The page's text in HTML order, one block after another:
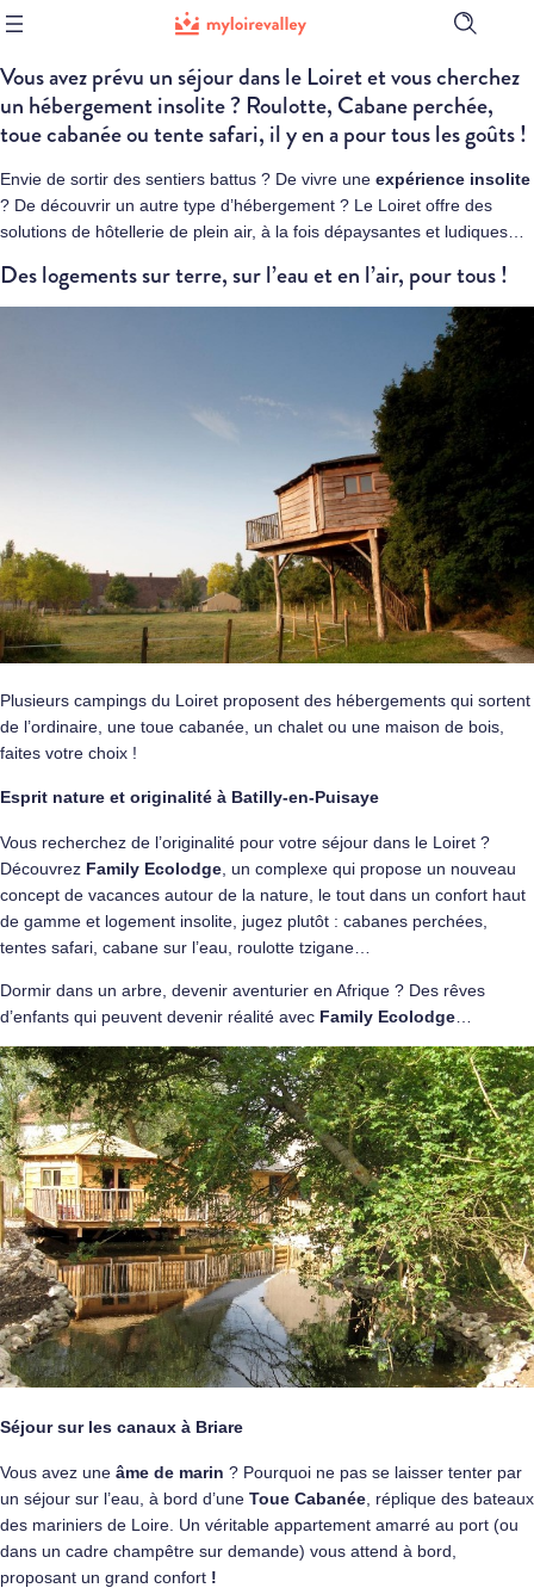
Ouvrir
barre
de
Vous avez prévu un séjour dans le Loiret et vous cherchez
un hébergement insolite ? Roulotte, Cabane perchée,
toue cabanée ou tente safari, il y en a pour tous les goûts !
Envie de sortir des sentiers battus ? De vivre une expérience insolite
? De découvrir un autre type d’hébergement ? Le Loiret offre des
solutions de hôtellerie de plein air, à la fois dépaysantes et ludiques…
Des logements sur terre, sur l’eau et en l’air, pour tous !
Plusieurs campings du Loiret proposent des hébergements qui sortent
de l’ordinaire, une toue cabanée, un chalet ou une maison de bois,
faites votre choix !
Esprit nature et originalité à Batilly-en-Puisaye
Vous recherchez de l’originalité pour votre séjour dans le Loiret ?
Découvrez Family Ecolodge , un complexe qui propose un nouveau
concept de vacances autour de la nature, le tout dans un confort haut
de gamme et logement insolite, jugez plutôt : cabanes perchées,
tentes safari, cabane sur l’eau, roulotte tzigane…
Dormir dans un arbre, devenir aventurier en Afrique ? Des rêves
d’enfants qui peuvent devenir réalité avec Family Ecolodge
Séjour sur les canaux à Briare
Vous avez une âme de marin ? Pourquoi ne pas se laisser tenter par
un séjour sur l’eau, à bord d’une Toue Cabanée , réplique des bateaux
des mariniers de Loire. Un véritable appartement amarré au port (ou
dans un cadre champêtre sur demande) vous attend à bord,
proposant un grand confort !